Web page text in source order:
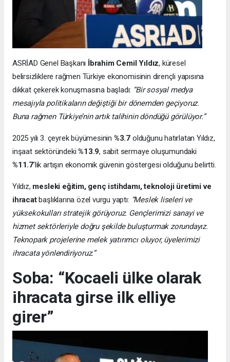
ASRİAD Genel Başkanı İbrahim Cemil Yıldız, küresel
belirsizliklere rağmen Türkiye ekonomisinin dirençli yapısına
dikkat çekerek konuşmasına başladı: “Bir sosyal medya
mesajıyla politikaların değiştiği bir dönemden geçiyoruz.
Buna rağmen Türkiye’nin artık talihinin döndüğü görülüyor.”
2025 yılı 3. çeyrek büyümesinin %3.7 olduğunu hatırlatan Yıldız,
inşaat sektöründeki%13.9, sabit sermaye oluşumundaki
%11.7’lik artışın ekonomik güvenin göstergesi olduğunu belirtti.
Yıldız, mesleki eğitim, genç istihdamı, teknoloji üretimi ve
ihracatbaşlıklarına özel vurgu yaptı: “Meslek liseleri ve
yüksekokulları stratejik görüyoruz. Gençlerimizi sanayi ve
hizmet sektörleriyle doğru şekilde buluşturmak zorundayız.
Teknopark projelerine melek yatırımcı oluyor, üyelerimizi
ihracata yönlendiriyoruz.”
Soba: “Kocaeli ülke olarak
ihracata girse ilk elliye
girer”